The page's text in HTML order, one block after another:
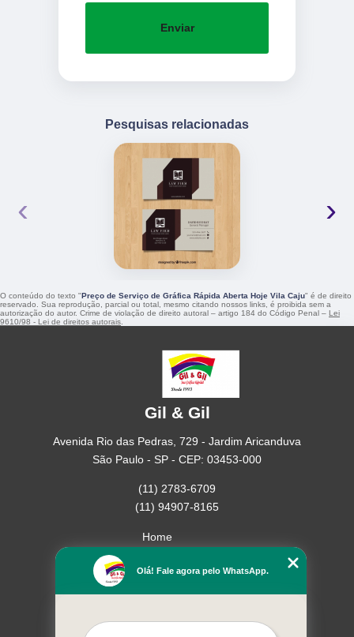
Enviar
Pesquisas relacionadas
‹ ›
O conteúdo do texto "Preço de Serviço de Gráfica Rápida Aberta Hoje Vila Caju" é de direito
reservado. Sua reprodução, parcial ou total, mesmo citando nossos links, é proibida sem a
autorização do autor. Crime de violação de direito autoral – artigo 184 do Código Penal – Lei
9610/98 - Lei de direitos autorais
Gil & Gil
Avenida Rio das Pedras, 729 - Jardim Aricanduva
São Paulo - SP - CEP: 03453-000
(11) 2783-6709
(11) 94907-8165
Home
Missão
Olá! Fale agora pelo WhatsApp.